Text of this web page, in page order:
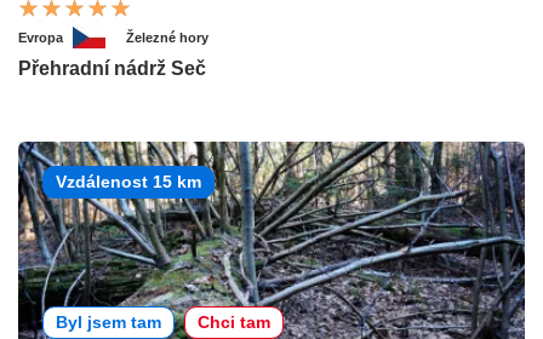
Evropa Železné hory
Přehradní nádrž Seč
Vzdálenost 15 km
Byl jsem tam Chci tam